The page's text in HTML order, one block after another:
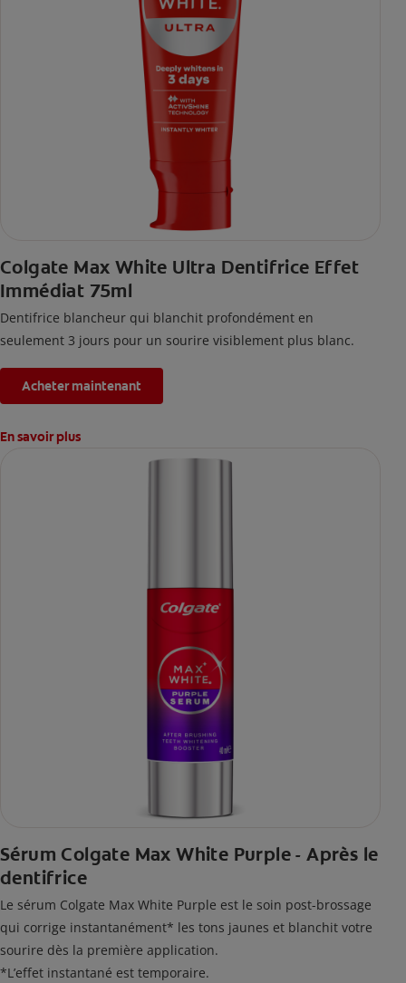
Colgate Max White Ultra Dentifrice Effet
Immédiat 75ml
Dentifrice blancheur qui blanchit profondément en
seulement 3 jours pour un sourire visiblement plus blanc.
Acheter maintenant
En savoir plus
Sérum Colgate Max White Purple - Après le
dentifrice
Le sérum Colgate Max White Purple est le soin post-brossage
qui corrige instantanément* les tons jaunes et blanchit votre
sourire dès la première application.
*L’effet instantané est temporaire.